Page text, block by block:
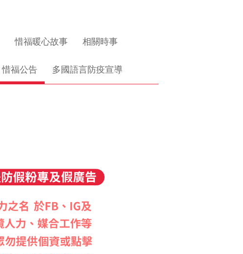
惜福暖心故事 相關時事
惜福公告 多國語言防疫宣導